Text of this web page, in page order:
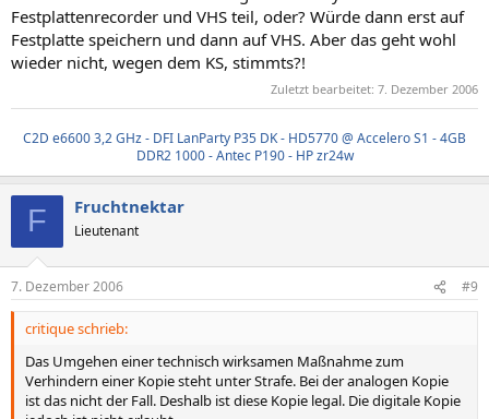
Festplattenrecorder und VHS teil, oder? Würde dann erst auf
Festplatte speichern und dann auf VHS. Aber das geht wohl
wieder nicht, wegen dem KS, stimmts?!
Zuletzt bearbeitet: 7. Dezember 2006
C2D e6600 3,2 GHz - DFI LanParty P35 DK - HD5770 @ Accelero S1 - 4GB
DDR2 1000 - Antec P190 - HP zr24w
F Fruchtnektar
Lieutenant
7. Dezember 2006 #9
critique schrieb:
Das Umgehen einer technisch wirksamen Maßnahme zum
Verhindern einer Kopie steht unter Strafe. Bei der analogen Kopie
ist das nicht der Fall. Deshalb ist diese Kopie legal. Die digitale Kopie